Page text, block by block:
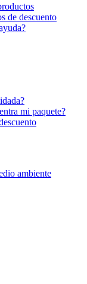
de descuento
mi paquete?
ambiente